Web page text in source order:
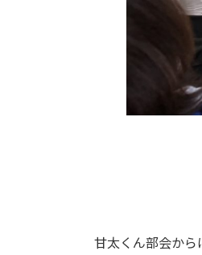
甘太くん部会から